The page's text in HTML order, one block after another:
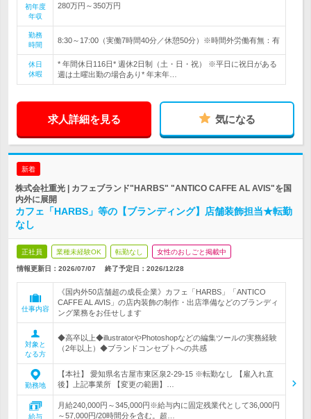
初年度
年収
280万円～350万円
勤務
時間
8:30～17:00（実働7時間40分／休憩50分）※時間外労働有無：有
休日
休暇
* 年間休日116日* 週休2日制（土・日・祝） ※平日に祝日がある
週は土曜出勤の場合あり* 年末年…
求人詳細を見る 気になる
新着
株式会社重光 | カフェブランド"HARBS" "ANTICO CAFFE AL AVIS"を国
内外に展開
カフェ「HARBS」等の【ブランディング】店舗装飾担当★転勤
なし
正社員 業種未経験OK 転勤なし 女性のおしごと掲載中
情報更新日：2026/07/07 終了予定日： 2026/12/28
仕事内容
《国内外50店舗超の成長企業》カフェ「HARBS」「ANTICO
CAFFE AL AVIS」の店内装飾の制作・出店準備などのブランディ
ング業務をお任せします
対象と
なる方
◆高卒以上◆illustratorやPhotoshopなどの編集ツールの実務経験
（2年以上）◆ブランドコンセプトへの共感
勤務地
【本社】 愛知県名古屋市東区泉2-29-15 ※転勤なし 【雇入れ直
後】上記事業所 【変更の範囲】…
給与
月給240,000円～345,000円※給与内に固定残業代として36,000円
～57,000円/20時間分を含む。超…